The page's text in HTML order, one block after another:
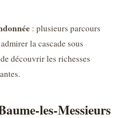
: plusieurs parcours
la cascade sous
découvrir les richesses
les-Messieurs